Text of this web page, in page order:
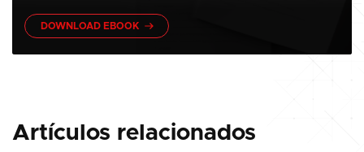
DOWNLOAD EBOOK
Artículos relacionados